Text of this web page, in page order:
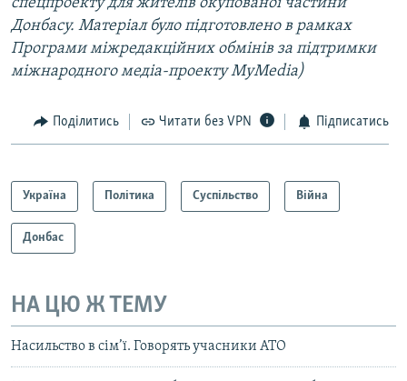
Донбасу. Матеріал було підготовлено в рамках
Програми міжредакційних обмінів за підтримки
міжнародного медіа-проекту MyMedia)
Поділитись Читати без VPN Підписатись
Україна Політика Суспільство Війна
Донбас
НА ЦЮ Ж ТЕМУ
Насильство в сім’ї. Говорять учасники АТО